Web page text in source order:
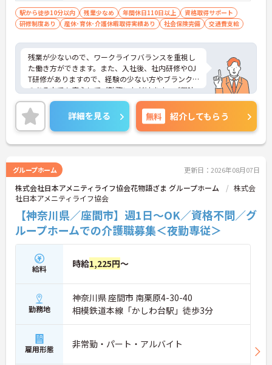
駅から徒歩10分以内 残業少なめ 年間休日110日以上
資格取得サポート
研修制度あり
産休･育休･介護休暇取得実績あり 社会保険完備 交通費支給
残業が少ないので、ワークライフバランスを重視し
た働き方ができます。また、入社後、社内研修やOJ
T研修がありますので、経験の少ない方やブランク
のある方でも安心してご勤務いただけます。ご興味
ある方には、面接のポイントなど、さらに詳細をお
話致しますのでお気軽にご相談ください。
利用者様には「安全・安心・清潔をベースに笑顔の
ある生活」の提供を目指し、働くスタッフが「職場
いる」と実感できる環境づくりに取り組んでいま
す。
詳細を見る 無料 紹介してもらう
グループホーム 更新日：2026年08月07日
株式会社日本アメニティライフ協会花物語ざま グループホーム
株式会
社日本アメニティライフ協会
【神奈川県／座間市】週1日～OK／資格不問／グ
ループホームでの介護職募集＜夜勤専従＞
給料 時給1,225円～
勤務地
神奈川県 座間市 南栗原4-30-40
相模鉄道本線「かしわ台駅」徒歩3分
雇用形態 非常勤・パート・アルバイト